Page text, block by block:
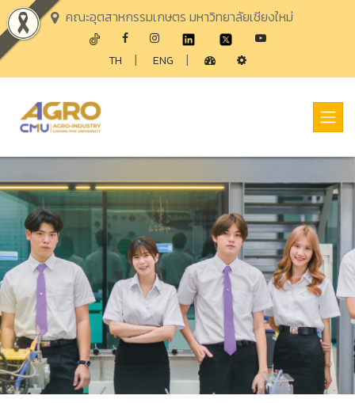
คณะอุตสาหกรรมเกษตร มหาวิทยาลัยเชียงใหม่
TH | ENG |